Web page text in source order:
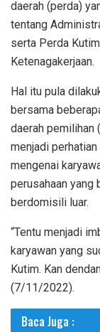
daerah (perda)
tentang
serta Perda
Ketenagakerjaan.
Hal itu pula
bersama
daerah pemilihan
menjadi
mengenai
perusahaan yang
berdomisili luar.
“Tentu menjadi
karyawan yang
Kutim. Kan
(7/11/2022).
Baca Juga :